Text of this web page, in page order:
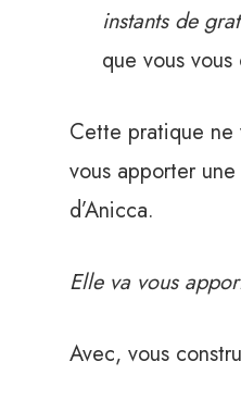
instants de
que vous
Cette pratique ne
vous apporter
d’Anicca.
Elle va vous
Avec, vous